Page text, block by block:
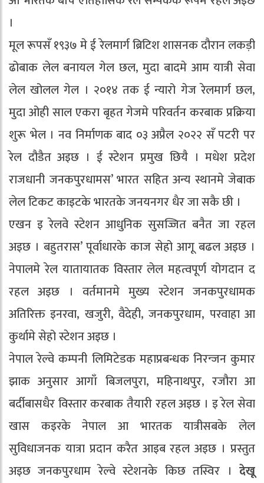
।
मूल रूपसँ १९३७ मे ई रेलमार्ग ब्रिटिश शासनक दौरान लकड़ी
ढोबाक लेल बनायल गेल छल, मुदा बादमे आम यात्री सेवा
लेल खोलल गेल । २०१४ तक ई न्यारो गेज रेलमार्ग छल,
मुदा ओही साल एकरा बृहत गेजमे परिवर्तन करबाक प्रक्रिया
शुरू भेल । नव निर्माणक बाद ०३ अप्रैल २०२२ सँ पटरी पर
रेल दौडैत अइछ । ई स्टेशन प्रमुख छियै । मधेश प्रदेश
राजधानी जनकपुरधामस’ भारत सहित अन्य स्थानमे जेबाक
लेल टिकट काइटके भारतके जनयनगर धैर जा सकै छी ।
एखन इ रेलवे स्टेशन आधुनिक सुसज्जित बनैत जा रहल
अइछ । बहुतरास’ पूर्वाधारके काज सेहो आगू बढल अइछ ।
नेपालमे रेल यातायातक विस्तार लेल महत्वपूर्ण योगदान द
रहल अइछ । वर्तमानमे मुख्य स्टेशन जनकपुरधामक
अतिरिक्त इनरवा, खजुरी, वैदेही, जनकपुरधाम, परवाहा आ
कुर्थामे सेहो स्टेशन अइछ ।
नेपाल रेल्वे कम्पनी लिमिटेडक महाप्रबन्धक निरन्जन कुमार
झाक अनुसार आगाँ बिजलपुरा, महिनाथपुर, रजौरा आ
बर्दीबासधैर विस्तार करबाक तैयारी रहल अइछ । इ रेल सेवा
खास कइरके नेपाल आ भारतक यात्रीसबके लेल
सुविधाजनक यात्रा प्रदान करैत आइब रहल अइछ । प्रस्तुत
अइछ जनकपुरधाम रेल्वे स्टेशनके किछ तस्विर । देखू